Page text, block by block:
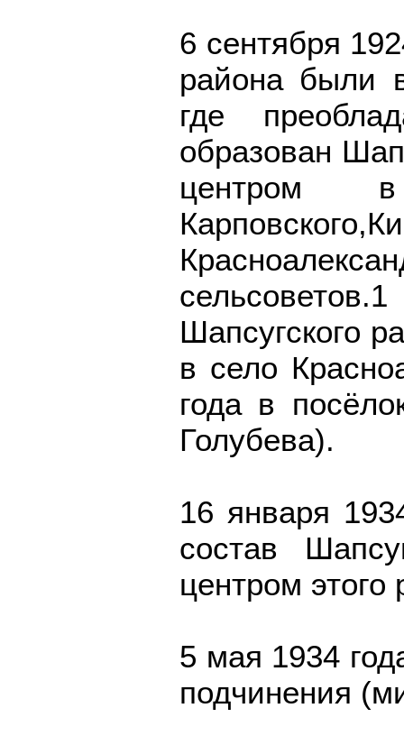
6 сентября
района были
где
образован
центром
Шапсугского
в село
года в
Голубева).
16 января
состав
центром этого
5 мая 1934
подчинения